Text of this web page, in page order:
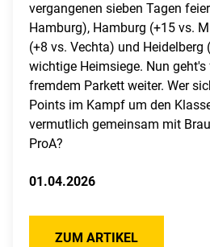
vergangenen sieben Tagen
Hamburg), Hamburg (+15 vs.
(+8 vs. Vechta) und Heidelberg
wichtige Heimsiege. Nun
fremdem Parkett weiter. Wer
Points im Kampf um den
vermutlich gemeinsam mit
ProA?
01.04.2026
ZUM ARTIKEL